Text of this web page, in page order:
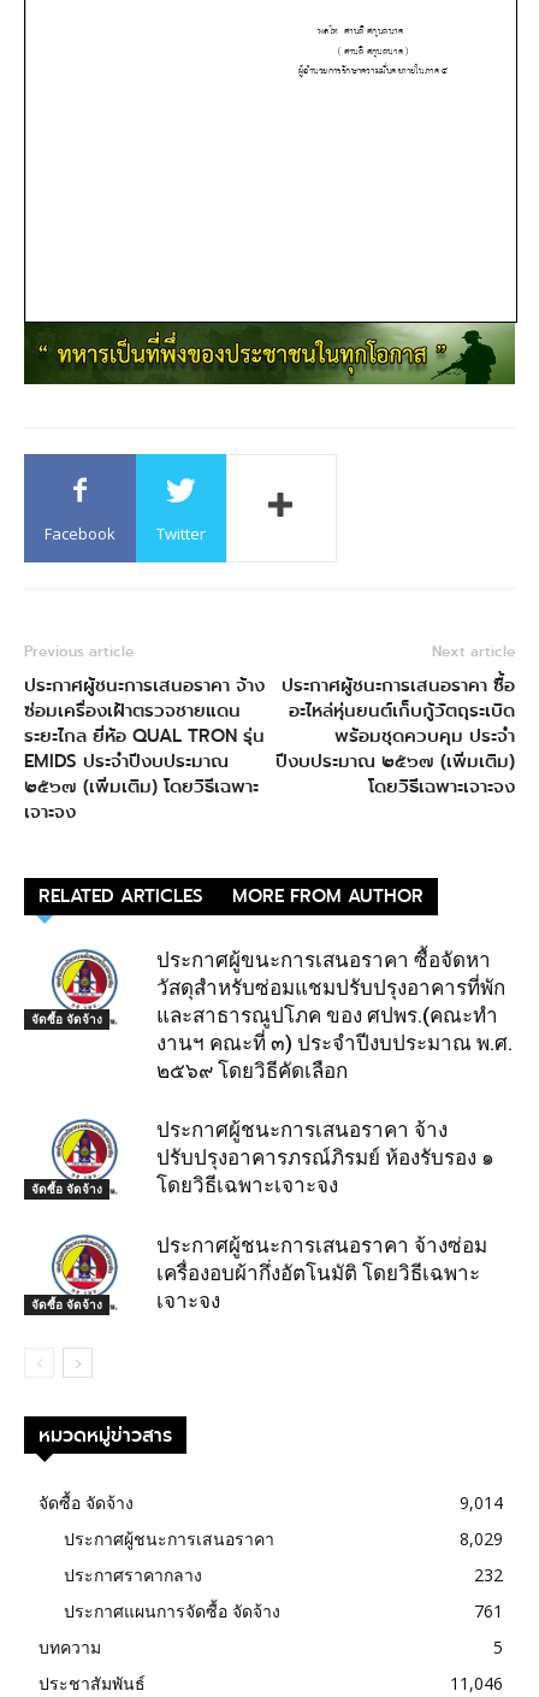
Facebook Twitter
Previous article
ประกาศผู้ชนะการเสนอราคา จ้าง
ซ่อมเครื่องเฝ้าตรวจชายแดน
ระยะไกล ยี่ห้อ QUAL TRON รุ่น
EMIDS ประจำปีงบประมาณ
๒๕๖๗ (เพิ่มเติม) โดยวิธีเฉพาะ
เจาะจง
Next article
ประกาศผู้ชนะการเสนอราคา ซื้อ
อะไหล่หุ่นยนต์เก็บกู้วัตถุระเบิด
พร้อมชุดควบคุม ประจำ
ปีงบประมาณ ๒๕๖๗ (เพิ่มเติม)
โดยวิธีเฉพาะเจาะจง
RELATED ARTICLES MORE FROM AUTHOR
จัดซื้อ จัดจ้าง
ประกาศผู้ขนะการเสนอราคา ซื้อจัดหา
วัสดุสำหรับซ่อมแชมปรับปรุงอาคารที่พัก
และสาธารณูปโภค ของ ศปพร.(คณะทำ
งานฯ คณะที่ ๓) ประจำปีงบประมาณ พ.ศ.
๒๕๖๙ โดยวิธีคัดเลือก
จัดซื้อ จัดจ้าง
ประกาศผู้ชนะการเสนอราคา จ้าง
ปรับปรุงอาคารภรณ์ภิรมย์ ห้องรับรอง ๑
โดยวิธีเฉพาะเจาะจง
จัดซื้อ จัดจ้าง
ประกาศผู้ชนะการเสนอราคา จ้างซ่อม
เครื่องอบผ้ากึ่งอัตโนมัติ โดยวิธีเฉพาะ
เจาะจง
หมวดหมู่ข่าวสาร
จัดซื้อ จัดจ้าง
9,014
ประกาศผู้ชนะการเสนอราคา
8,029
ประกาศราคากลาง
232
ประกาศแผนการจัดซื้อ จัดจ้าง
761
บทความ
5
ประชาสัมพันธ์
11,046